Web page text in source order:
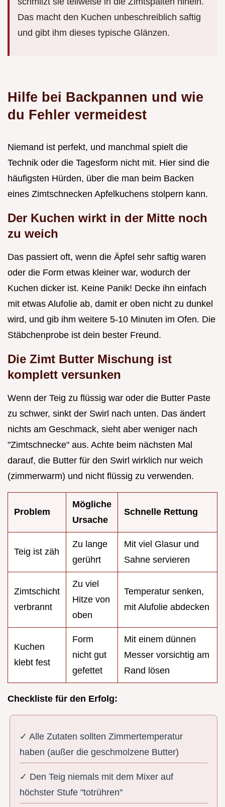
Das macht den Kuchen unbeschreiblich saftig
und gibt ihm dieses typische Glänzen.
Hilfe bei Backpannen und wie
du Fehler vermeidest
Niemand ist perfekt, und manchmal spielt die
Technik oder die Tagesform nicht mit. Hier sind die
häufigsten Hürden, über die man beim Backen
eines Zimtschnecken Apfelkuchens stolpern kann.
Der Kuchen wirkt in der Mitte noch
zu weich
Das passiert oft, wenn die Äpfel sehr saftig waren
oder die Form etwas kleiner war, wodurch der
Kuchen dicker ist. Keine Panik! Decke ihn einfach
mit etwas Alufolie ab, damit er oben nicht zu dunkel
wird, und gib ihm weitere 5-10 Minuten im Ofen. Die
Stäbchenprobe ist dein bester Freund.
Die Zimt Butter Mischung ist
komplett versunken
Wenn der Teig zu flüssig war oder die Butter Paste
zu schwer, sinkt der Swirl nach unten. Das ändert
nichts am Geschmack, sieht aber weniger nach
"Zimtschnecke" aus. Achte beim nächsten Mal
darauf, die Butter für den Swirl wirklich nur weich
(zimmerwarm) und nicht flüssig zu verwenden.
Problem
Mögliche
Ursache
Schnelle Rettung
Teig ist zäh
Zu lange
gerührt
Mit viel Glasur und
Sahne servieren
Zimtschicht
verbrannt
Zu viel
Hitze von
oben
Temperatur senken,
mit Alufolie abdecken
Kuchen
klebt fest
Form
nicht gut
gefettet
Mit einem dünnen
Messer vorsichtig am
Rand lösen
Checkliste für den Erfolg:
✓ Alle Zutaten sollten Zimmertemperatur
haben (außer die geschmolzene Butter)
✓ Den Teig niemals mit dem Mixer auf
höchster Stufe "totrühren"